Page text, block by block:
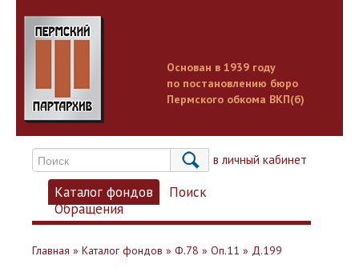
Основан в 1939 году
по постановлению бюро
Пермского обкома ВКП(б)
Вход в личный кабинет
Каталог фондов
Поиск
Обращения
Главная » Каталог фондов » Ф.78 » Оп.11 » Д.199